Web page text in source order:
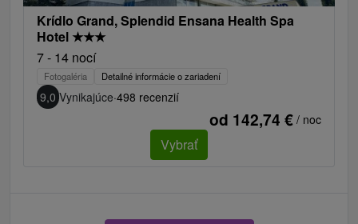
Krídlo Grand, Splendid Ensana Health Spa
Hotel ★★★
7 - 14 nocí
Fotogaléria Detailné informácie o zariadení
9,0 Vynikajúce·498 recenzií
od 142,74 € / noc
Vybrať